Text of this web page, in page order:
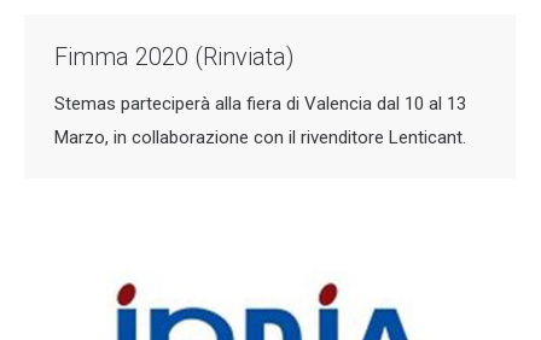
Fimma 2020 (Rinviata)
Stemas parteciperà alla fiera di Valencia dal 10 al 13
Marzo, in collaborazione con il rivenditore Lenticant.